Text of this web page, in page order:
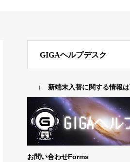
GIGAヘルプデスク
↓ 新端末入替に関する情報
お問い合わせForms